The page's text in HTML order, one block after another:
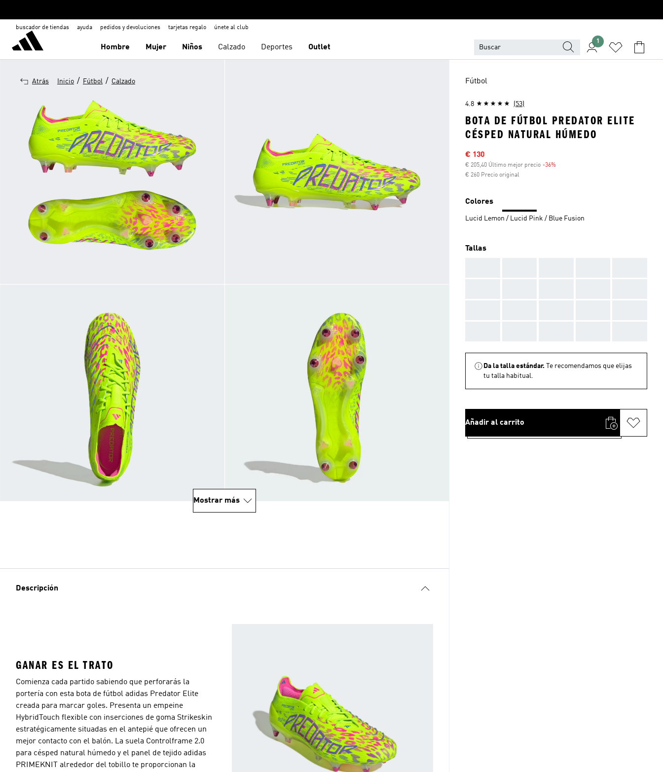
buscador de tiendas ayuda pedidos y devoluciones tarjetas regalo únete al club
Hombre Mujer Niños Calzado Deportes Outlet
1
Atrás Inicio / Fútbol / Calzado
Mostrar más
Descripción
GANAR ES EL TRATO
Comienza cada partido sabiendo que perforarás la
portería con esta bota de fútbol adidas Predator Elite
creada para marcar goles. Presenta un empeine
HybridTouch flexible con inserciones de goma Strikeskin
estratégicamente situadas en el antepié que ofrecen un
mejor contacto con el balón. La suela Controlframe 2.0
para césped natural húmedo y el panel de tejido adidas
PRIMEKNIT alrededor del tobillo te proporcionan la
Fútbol
4.8 (53)
BOTA DE FÚTBOL PREDATOR ELITE
CÉSPED NATURAL HÚMEDO
Precio rebajado
€ 130
€ 205,40 Último mejor precio -36%
€ 260 Precio original
Colores
Lucid Lemon / Lucid Pink / Blue Fusion
Tallas
Da la talla estándar.
Te recomendamos que elijas
tu talla habitual.
Añadir al carrito